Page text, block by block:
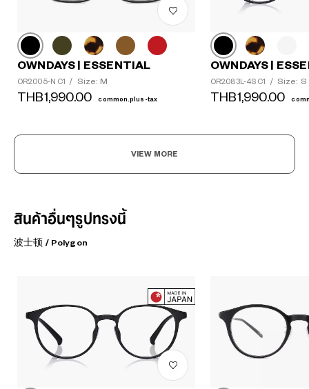
OWNDAYS | ESSENTIAL
OR2005-N C1 / Size: M
THB1,990.00 common.plus-tax
OWNDAYS |
OR2083L-4S C1 / Size: S
THB1,990.00
VIEW MORE
สินค้าอื่นๆรูปทรงนี้
波士顿 / Polygon